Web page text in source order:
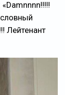
Damnnnn!!!!!
Лейтенант